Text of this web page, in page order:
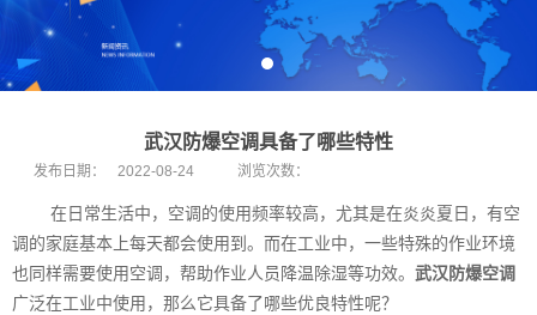
武汉防爆空调具备了哪些特性
发布日期： 2022-08-24 浏览次数：
在日常生活中，空调的使用频率较高，尤其是在炎炎夏日，有空
调的家庭基本上每天都会使用到。而在工业中，一些特殊的作业环境
也同样需要使用空调，帮助作业人员降温除湿等功效。 武汉防爆空调
广泛在工业中使用，那么它具备了哪些优良特性呢？